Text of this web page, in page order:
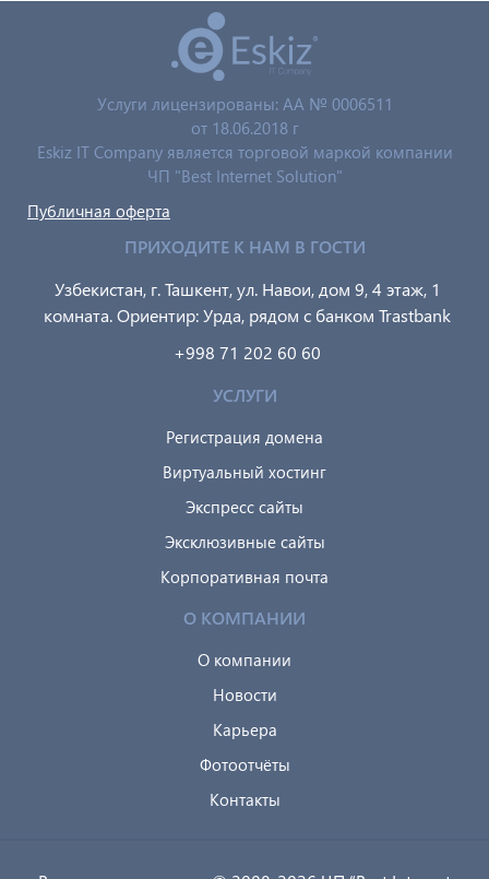
Услуги лицензированы: AA № 0006511
от 18.06.2018 г
Eskiz IT Company является торговой маркой компании
ЧП "Best Internet Solution"
Публичная оферта
ПРИХОДИТЕ К НАМ В ГОСТИ
Узбекистан, г. Ташкент, ул. Навои, дом 9, 4 этаж, 1
комната. Ориентир: Урда, рядом с банком Trastbank
+998 71 202 60 60
УСЛУГИ
Регистрация домена
Виртуальный хостинг
Экспресс сайты
Эксклюзивные сайты
Корпоративная почта
О КОМПАНИИ
О компании
Новости
Карьера
Фотоотчёты
Контакты